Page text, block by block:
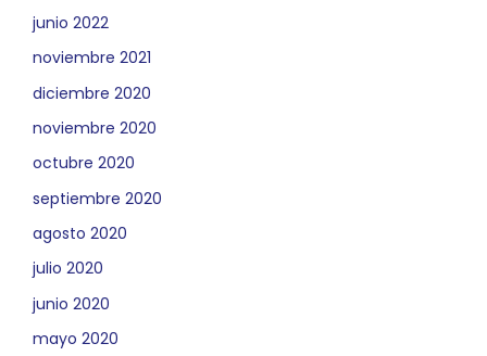
junio 2022
noviembre 2021
diciembre 2020
noviembre 2020
octubre 2020
septiembre 2020
agosto 2020
julio 2020
junio 2020
mayo 2020